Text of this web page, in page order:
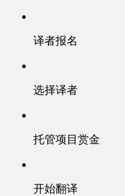
译者报名
选择译者
托管项目赏金
开始翻译